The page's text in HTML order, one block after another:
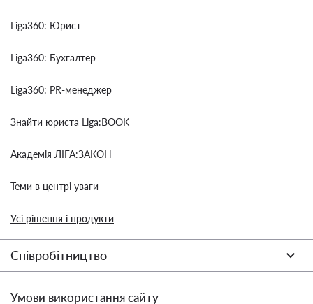
Liga360: Юрист
Liga360: Бухгалтер
Liga360: PR-менеджер
Знайти юриста Liga:BOOK
Академія ЛІГА:ЗАКОН
Теми в центрі уваги
Усі рішення і продукти
Співробітництво
Умови використання сайту